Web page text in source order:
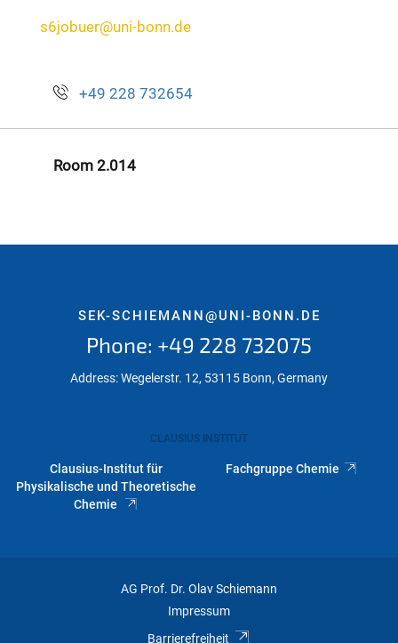
s6jobuer@uni-bonn.de
+49 228 732654
Room 2.014
SEK-SCHIEMANN@UNI-BONN.DE
Phone: +49 228 732075
Address: Wegelerstr. 12, 53115 Bonn, Germany
CLAUSIUS INSTITUT
Clausius-Institut für
Physikalische und Theoretische
Chemie
Fachgruppe Chemie
AG Prof. Dr. Olav Schiemann
Impressum
Barrierefreiheit